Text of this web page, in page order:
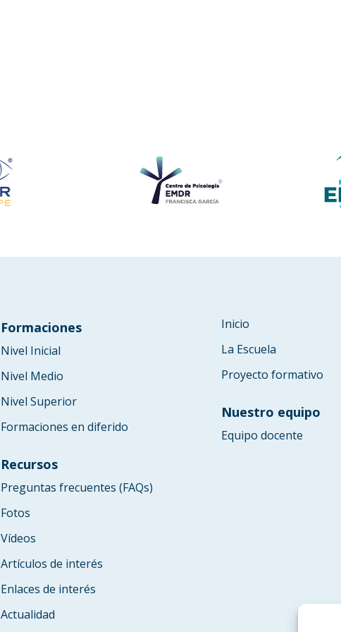
Formaciones
Nivel Inicial
Nivel Medio
Nivel Superior
Formaciones en diferido
Recursos
Preguntas frecuentes (FAQs)
Fotos
Vídeos
Artículos de interés
Enlaces de interés
Actualidad
Inicio
La Escuela
Proyecto formativo
Nuestro equipo
Equipo docente